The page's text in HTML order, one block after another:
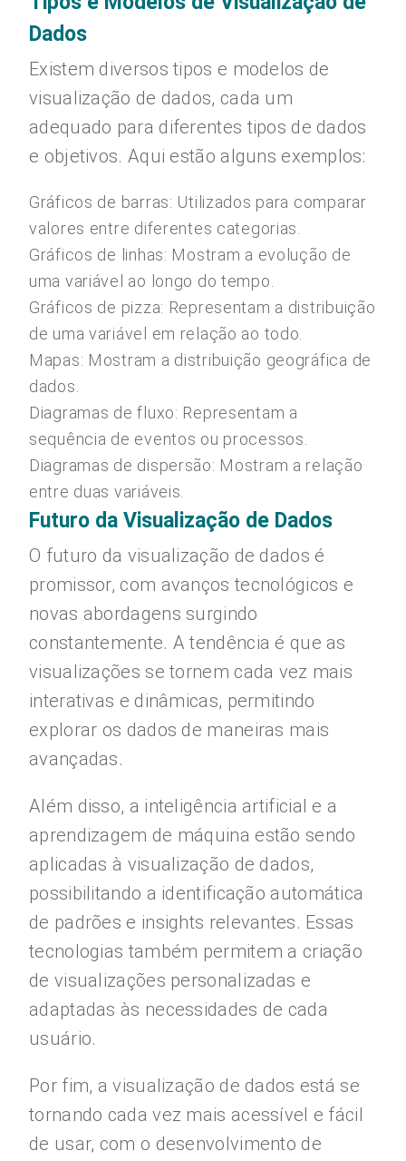
Dados
Existem diversos tipos e modelos de
visualização de dados, cada um
adequado para diferentes tipos de dados
e objetivos. Aqui estão alguns exemplos:
Gráficos de barras: Utilizados para comparar
valores entre diferentes categorias.
Gráficos de linhas: Mostram a evolução de
uma variável ao longo do tempo.
Gráficos de pizza: Representam a distribuição
de uma variável em relação ao todo.
Mapas: Mostram a distribuição geográfica de
dados.
Diagramas de fluxo: Representam a
sequência de eventos ou processos.
Diagramas de dispersão: Mostram a relação
entre duas variáveis.
Futuro da Visualização de Dados
O futuro da visualização de dados é
promissor, com avanços tecnológicos e
novas abordagens surgindo
constantemente. A tendência é que as
visualizações se tornem cada vez mais
interativas e dinâmicas, permitindo
explorar os dados de maneiras mais
avançadas.
Além disso, a inteligência artificial e a
aprendizagem de máquina estão sendo
aplicadas à visualização de dados,
possibilitando a identificação automática
de padrões e insights relevantes. Essas
tecnologias também permitem a criação
de visualizações personalizadas e
adaptadas às necessidades de cada
usuário.
Por fim, a visualização de dados está se
tornando cada vez mais acessível e fácil
de usar, com o desenvolvimento de